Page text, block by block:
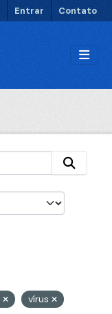
Entrar Contato
vírus